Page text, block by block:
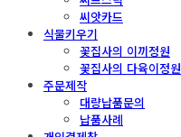
씨앗카드
식물키우기
꽃집사의 이끼정원
꽃집사의 다육이정원
주문제작
대량납품문의
납품사례